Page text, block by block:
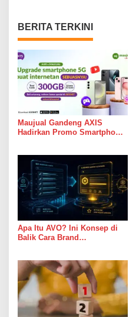
BERITA TERKINI
Maujual Gandeng AXIS
Hadirkan Promo Smartphone
Apa Itu AVO? Ini Konsep di
Balik Cara Brand